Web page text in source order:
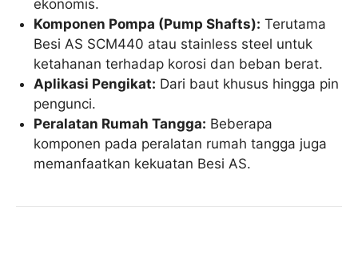
ekonomis.
Komponen Pompa (Pump Shafts): Terutama
Besi AS SCM440 atau stainless steel untuk
ketahanan terhadap korosi dan beban berat.
Aplikasi Pengikat: Dari baut khusus hingga pin
pengunci.
Peralatan Rumah Tangga: Beberapa
komponen pada peralatan rumah tangga juga
memanfaatkan kekuatan Besi AS.